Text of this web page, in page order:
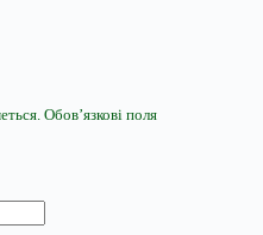
Обов’язкові поля